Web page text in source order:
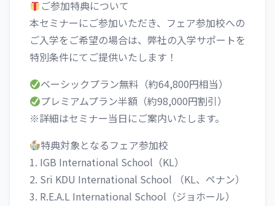
ご参加特典について
本セミナーにご参加いただき、フェア参加校への
ご入学をご希望の場合は、弊社の入学サポートを
特別条件にてご提供いたします！
ベーシックプラン無料（約64,800円相当）
プレミアムプラン半額（約98,000円割引）
※詳細はセミナー当日にご案内いたします。
特典対象となるフェア参加校
1. IGB International School（KL）
2. Sri KDU International School （KL、ペナン）
3. R.E.A.L International School（ジョホール）